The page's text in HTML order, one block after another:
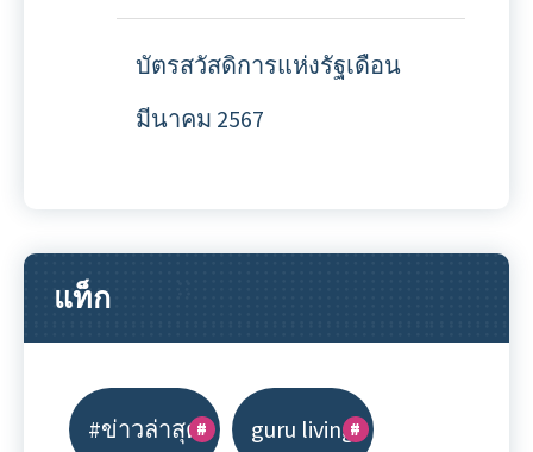
บัตรสวัสดิการแห่งรัฐเดือน
มีนาคม 2567
แท็ก
#ข่าวล่าสุด guru living